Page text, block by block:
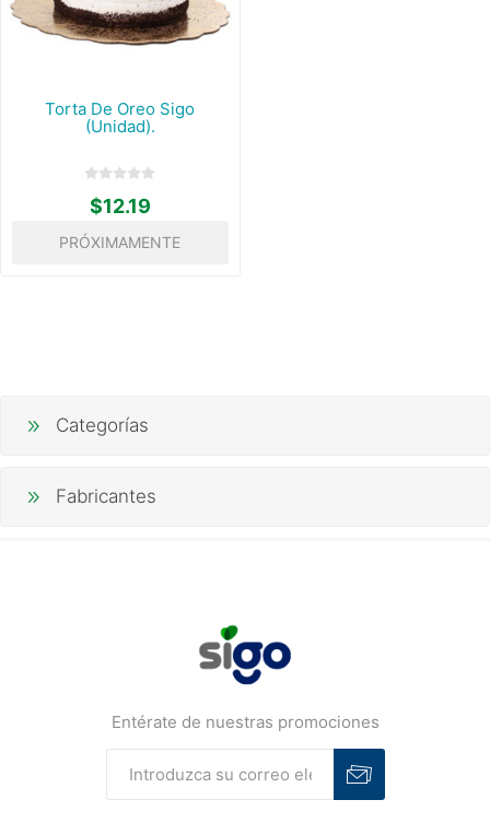
Torta De Oreo Sigo
(Unidad).
$12.19
PRÓXIMAMENTE
Categorías
Fabricantes
Entérate de nuestras promociones